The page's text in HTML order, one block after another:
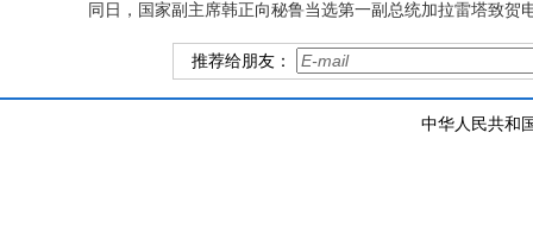
同日，国家副主席韩正向秘鲁当选第一副总统加拉雷塔致贺
推荐给朋友：
中华人民共和